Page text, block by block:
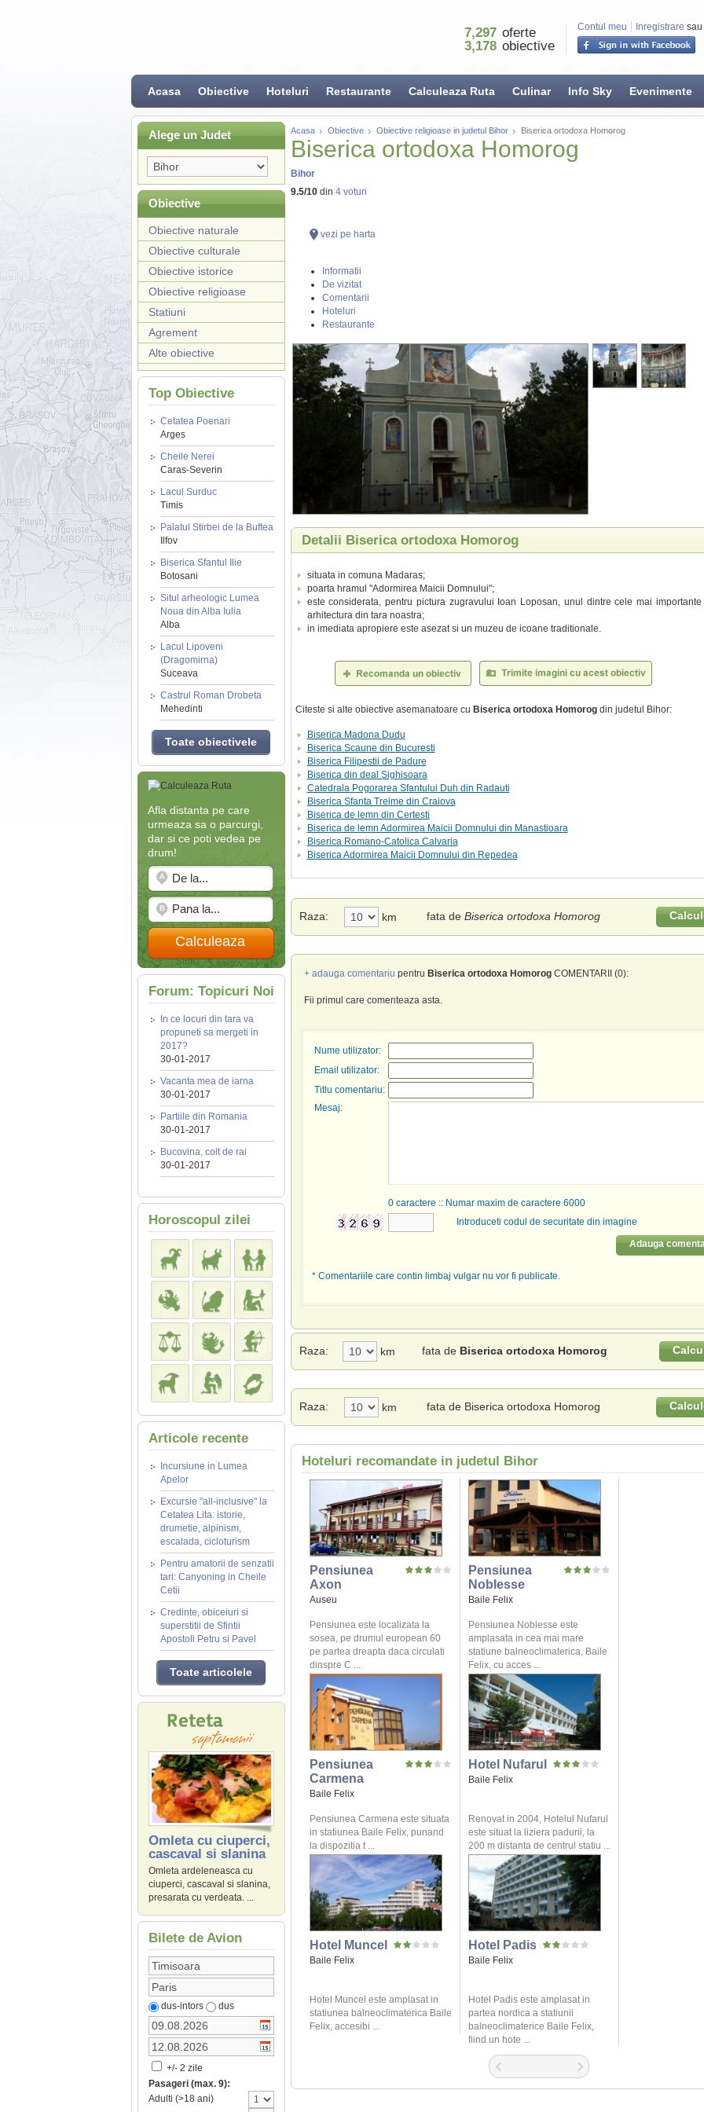
Contul meu Inregistrare sau
7,297 oferte
3,178 obiective
Acasa Obiective Hoteluri Restaurante Calculeaza Ruta Culinar Info Sky Evenimente
Alege un Judet
Obiective
Obiective naturale
Obiective culturale
Obiective istorice
Obiective religioase
Statiuni
Agrement
Alte obiective
Top Obiective
Cetatea Poenari
Arges
Cheile Nerei
Caras-Severin
Lacul Surduc
Timis
Palatul Stirbei de la Buftea
Ilfov
Biserica Sfantul Ilie
Botosani
Situl arheologic Lumea
Noua din Alba Iulia
Alba
Lacul Lipoveni
(Dragomirna)
Suceava
Castrul Roman Drobeta
Mehedinti
Toate obiectivele
Afla distanta pe care
urmeaza sa o parcurgi,
dar si ce poti vedea pe
drum!
Calculeaza
Forum: Topicuri Noi
In ce locuri din tara va
propuneti sa mergeti in
2017?
30-01-2017
Vacanta mea de iarna
30-01-2017
Partiile din Romania
30-01-2017
Bucovina, colt de rai
30-01-2017
Horoscopul zilei
Articole recente
Incursiune in Lumea
Apelor
Excursie "all-inclusive" la
Cetatea Lita: istorie,
drumetie, alpinism,
escalada, cicloturism
Pentru amatorii de senzatii
tari: Canyoning in Cheile
Cetii
Credinte, obiceiuri si
superstitii de Sfintii
Apostoli Petru si Pavel
Toate articolele
Omleta cu ciuperci,
cascaval si slanina
Omleta ardeleneasca cu
ciuperci, cascaval si slanina,
presarata cu verdeata. ...
Bilete de Avion
dus-intors dus
+/- 2 zile
Pasageri (max. 9):
Adulti (>18 ani)
Acasa Obiective Obiective religioase in judetul Bihor Biserica ortodoxa Homorog
Biserica ortodoxa Homorog
Bihor
9.5/10din 4voturi
vezi pe harta
Informatii
De vizitat
Comentarii
Hoteluri
Restaurante
Detalii Biserica ortodoxa Homorog
situata in comuna Madaras;
poarta hramul "Adormirea Maicii Domnului";
este considerata, pentru pictura zugravului Ioan Loposan, unul dintre cele mai
arhitectura din tara noastra;
in imediata apropiere este asezat si un muzeu de icoane traditionale.
Citeste si alte obiective asemanatoare cu Biserica ortodoxa Homorogdin judetul Bihor:
Biserica Madona Dudu
Biserica Scaune din Bucuresti
Biserica Filipestii de Padure
Biserica din deal Sighisoara
Catedrala Pogorarea Sfantului Duh din Radauti
Biserica Sfanta Treime din Craiova
Biserica de lemn din Certesti
Biserica de lemn Adormirea Maicii Domnului din Manastioara
Biserica Romano-Catolica Calvaria
Biserica Adormirea Maicii Domnului din Repedea
Raza: km fata de Biserica ortodoxa Homorog
+ adauga comentariu pentru Biserica ortodoxa HomorogCOMENTARII (0):
Fii primul care comenteaza asta.
Nume utilizator:
Email utilizator:
Titlu comentariu:
Mesaj:
0caractere :: Numar maxim de caractere 6000
Introduceti codul de securitate din imagine
Adauga
* Comentariile care contin limbaj vulgar nu vor fi publicate.
Raza: km fata de Biserica ortodoxa Homorog
Raza: km fata de Biserica ortodoxa Homorog
Hoteluri recomandate in judetul Bihor
Pensiunea
Axon
Auseu
Pensiunea este localizata la
sosea, pe drumul european 60
pe partea dreapta daca circulati
dinspre C ...
Pensiunea
Noblesse
Baile Felix
Pensiunea Noblesse este
amplasata in cea mai mare
statiune balneoclimaterica, Baile
Felix, cu acces ...
Pensiunea
Carmena
Baile Felix
Pensiunea Carmena este situata
in statiunea Baile Felix, punand
la dispozitia t ...
Hotel Nufarul
Baile Felix
Renovat in 2004, Hotelul Nufarul
este situat la liziera padurii, la
200 m distanta de centrul statiu ...
Hotel Muncel
Baile Felix
Hotel Muncel este amplasat in
statiunea balneoclimaterica Baile
Felix, accesibi ...
Hotel Padis
Baile Felix
Hotel Padis este amplasat in
partea nordica a statiunii
balneoclimaterice Baile Felix,
fiind un hote ...